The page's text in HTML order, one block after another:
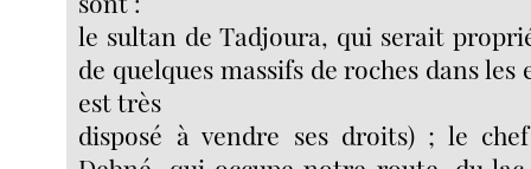
le sultan de Tadjoura, qui serait
de quelques massifs de roches dans
est très
disposé à vendre ses droits) ; le